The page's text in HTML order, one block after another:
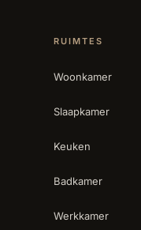
RUIMTES
Woonkamer
Slaapkamer
Keuken
Badkamer
Werkkamer